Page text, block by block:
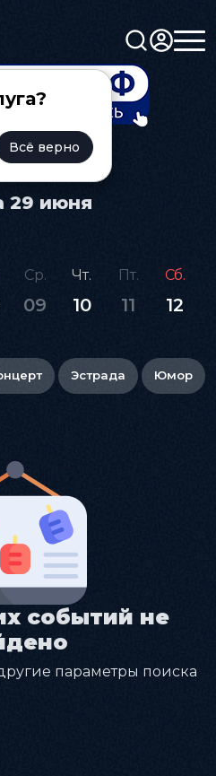
Всё верно
29 июня
Ср.
09
Чт.
10
Пт.
11
Сб.
12
Эстрада Юмор
событий не
параметры поиска